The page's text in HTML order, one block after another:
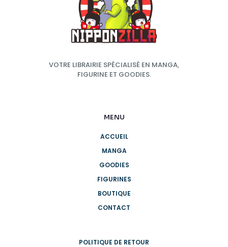
VOTRE LIBRAIRIE SPÉCIALISÉ EN MANGA,
FIGURINE ET GOODIES.
MENU
ACCUEIL
MANGA
GOODIES
FIGURINES
BOUTIQUE
CONTACT
POLITIQUE DE RETOUR